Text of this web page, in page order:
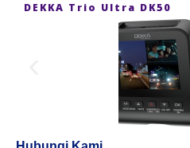
DEKKA Trio Ultra DK50